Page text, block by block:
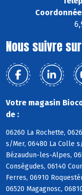
Nous suivre sur
Votre magasin
de :
06260 La Rochette,
s/Mer, 06480 La Colle
Bézaudun-les-Alpes,
Conségudes, 06140
Ferres, 06910
06520 Magagnosc,